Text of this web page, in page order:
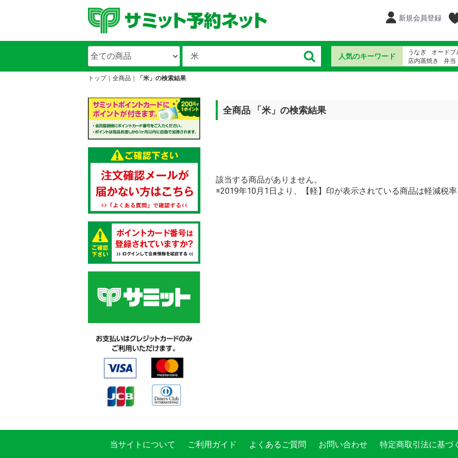
新規会員登録
人気のキーワード うなぎ オードブ
店内蒸焼き
弁当
トップ 全商品 「米」の検索結果
全商品 「米」の検索結果
該当する商品がありません。
※2019年10月1日より、【軽】印が表示されている商品は軽減税率
当サイトについて ご利用ガイド よくあるご質問 お問い合わせ 特定商取引法に基づ